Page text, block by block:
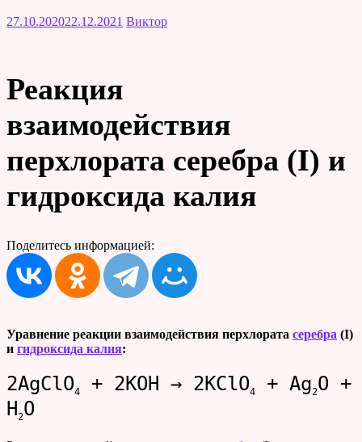
27.10.202022.12.2021 Виктор
Реакция
взаимодействия
перхлората серебра (I) и
гидроксида калия
Поделитесь информацией:
Уравнение реакции взаимодействия перхлората серебра (I)
и гидроксида калия:
2AgClO4 + 2KOH → 2KClO4 + Ag2O +
H 2O